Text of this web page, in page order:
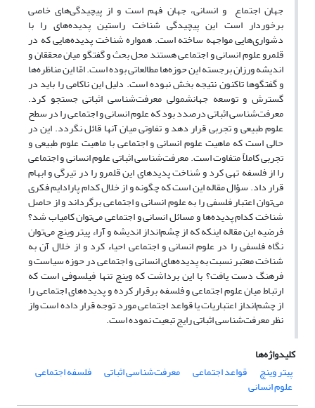
جهان اجتماع و انسانی، جهان فهم است و از پیچیدگی‌های خاصی
برخوردار است این پیچیدگی شناخت راستین پدیده‌های را با
دشواری‌هایی مواجهه ساخته است. همواره شناخت پدیده‌هایی که در
قلمرو علوم انسانی و اجتماعی هستند محل بحث و گفتگو میان محققان و
اندیشه ورزان برجسته این حوزه‌ها مطالعاتی بوده است. امّا این مناظره‌ها
و گفتگوها تاکنون نتیجه بخش نبوده است. دلیل این ناکامی را باید در
گسترش و توسعه جهانشمولی معرفت‌شناسی اثباتی جستجو کرد.
معرفت‌شناسی اثباتی درصدد بود که علوم انسانی و اجتماعی را در سطح
علوم طبیعی و تجربی قرار دهد و تفاوتی میان آنها قائل نگردد. این در
حالی است که ماهیت علوم انسانی و اجتماعی با ماهیت علوم طبیعی و
تجربی کاملاً متفاوت است. معرفت‌شناسی اثباتی علوم انسانی و اجتماعی
را از فلسفه تهی کرد و شناخت پدید‌های این قلمرو را در تیرگی و ابهام
قرار داد. سؤال مقاله این است که چگونه و از خلال کدام پارادایم فکری
می‌توان اعتبار فلسفی را به علوم انسانی و اجتماعی برگرداند و از حاصل
شناخت کدام پدیده‌ها و مسائل انسانی و اجتماعی می‌توان کامیاب شد؟
فرضیه این مقاله اینکه که از چشم‌انداز اندیشه و آراء پیتر وینچ می‌توان
نگاه فلسفی را در علوم انسانی و اجتماعی احیاء کرد و از خلال آن به
شناخت معتبر نسبت به پدیده‌های انسانی و اجتماعی در حوزه سیاست و
فرهنگ دست یافت؟ با این برداشت که وینچ تنها فیلسوفی است که
ارتباط میان علوم اجتماعی و فلسفه برقرار کرده و پدیده‌های اجتماعی را
از چشم‌انداز اعتباریات یا قواعد اجتماعی مورد توجه قرار داده است واز
نظر معرفت‌شناسی اثباتی رایج تبعیت نموده است.
کلیدواژه‌ها
پیتر وینچ
قواعد اجتماعی معرفت‌شناسی اثباتی فلسفه اجتماعی
علوم انسانی